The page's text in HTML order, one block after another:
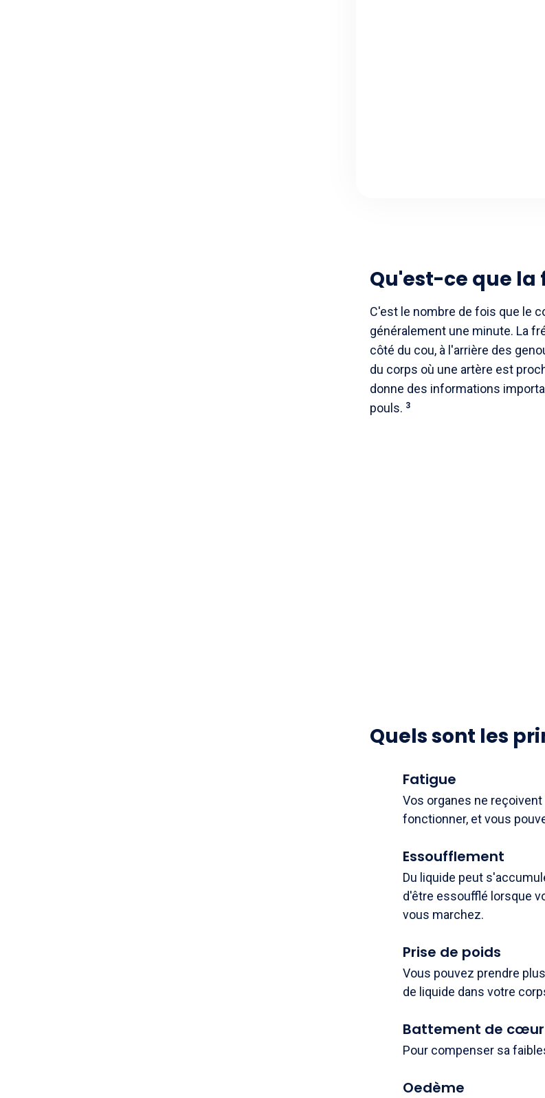
Qu'est-ce que la
C'est le nombre de fois que le
généralement une minute. La
côté du cou, à l'arrière des
du corps où une artère est
donne des informations
pouls. 3
Quels sont les
Fatigue
Vos organes ne
fonctionner, et vous
Essoufflement
Du liquide peut
d'être essoufflé lorsque
vous marchez.
Prise de poids
Vous pouvez prendre
de liquide dans votre
Battement de
Pour compenser sa
Oedème